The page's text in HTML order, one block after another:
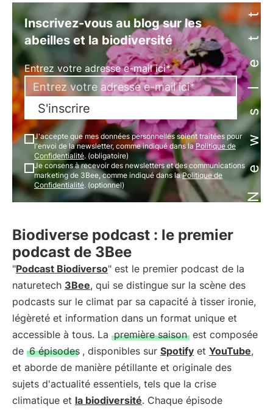
Newsletter
Inscrivez-vous au blog sur les
abeilles et la biodiversité
Entrez votre adresse e-mail ici*
S'inscrire
J'accepte que mes données personnelles soient traitées pour
l'envoi de la newsletter, comme indiqué dans laPolitique de
Confidentialité. (obligatoire)
Je consens à recevoir des newsletters et des communications
marketing de 3Bee, comme indiqué dans laPolitique de
Confidentialité. (optionnel)
Biodiverse podcast : le premier
podcast de 3Bee
"Podcast Biodiverso" est le premier podcast de la
naturetech 3Bee, qui se distingue sur la scène des
podcasts sur le climat par sa capacité à tisser ironie,
légèreté et information dans un format unique et
accessible à tous. La première saison est composée
de 6 épisodes , disponibles sur Spotify et YouTube,
et aborde de manière pétillante et originale des
sujets d'actualité essentiels, tels que la crise
climatique et la biodiversité. Chaque épisode